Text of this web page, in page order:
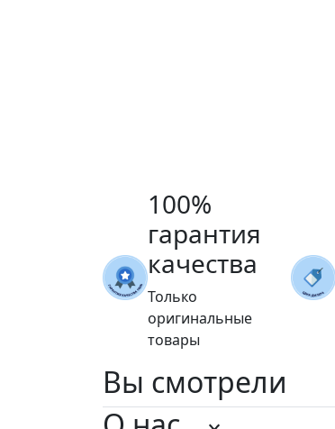
100%
гарантия
качества
Только
оригинальные
товары
Вы смотрели